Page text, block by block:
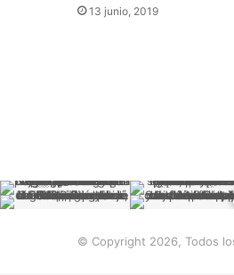
13 junio, 2019
© Copyright 2026, Todos